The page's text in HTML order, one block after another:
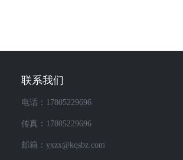
联系我们
电话：17805229696
传真：17805229696
邮箱：yxzx@kqsbz.com